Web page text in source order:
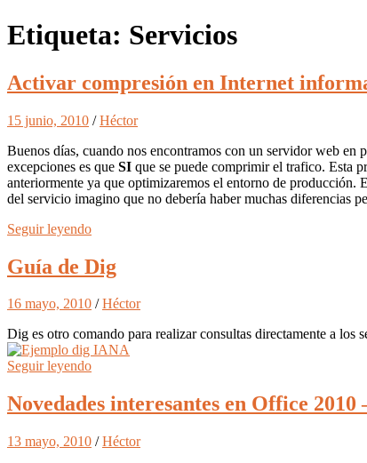
Etiqueta: Servicios
Activar compresión en Internet
15 junio, 2010 /Héctor
Buenos días, cuando nos encontramos con un servidor web en
excepciones es que SI que se puede comprimir el trafico. Esta
anteriormente ya que optimizaremos el entorno de producción.
del servicio imagino que no debería haber muchas diferencias
Seguir leyendo
Guía de Dig
16 mayo, 2010 /Héctor
Dig es otro comando para realizar consultas directamente a los
Seguir leyendo
Novedades interesantes en Office
13 mayo, 2010 /Héctor